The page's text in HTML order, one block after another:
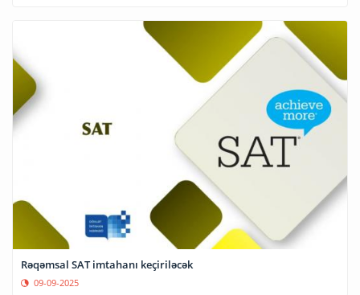
Rəqəmsal SAT imtahanı keçiriləcək
09-09-2025